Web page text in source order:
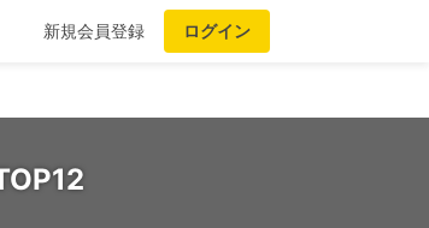
新規会員登録 ログイン